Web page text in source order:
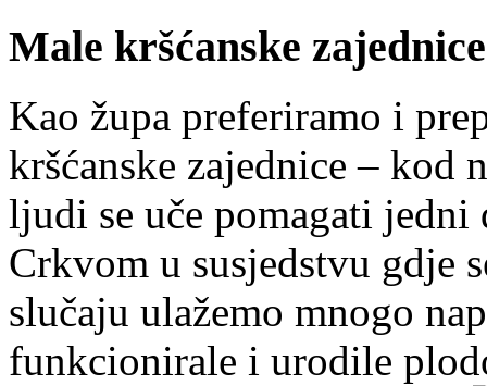
Male kršćanske zajednice
Kao župa preferiramo i
kršćanske zajednice – kod
ljudi se uče pomagati
Crkvom u susjedstvu gdje
slučaju ulažemo mnogo
funkcionirale i urodile